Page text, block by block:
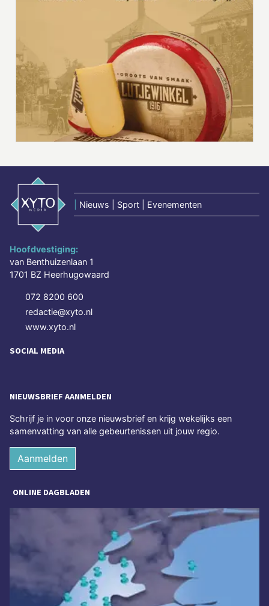
Nieuws | Sport | Evenementen
Hoofdvestiging:
van Benthuizenlaan 1
1701 BZ Heerhugowaard
072 8200 600
redactie@xyto.nl
www.xyto.nl
SOCIAL MEDIA
NIEUWSBRIEF AANMELDEN
Schrijf je in voor onze nieuwsbrief en krijg wekelijks een
samenvatting van alle gebeurtenissen uit jouw regio.
Aanmelden
ONLINE DAGBLADEN